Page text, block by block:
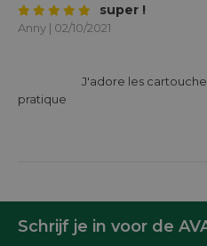
super !
Anny | 02/10/2021
pratique
Schrijf je in voor de